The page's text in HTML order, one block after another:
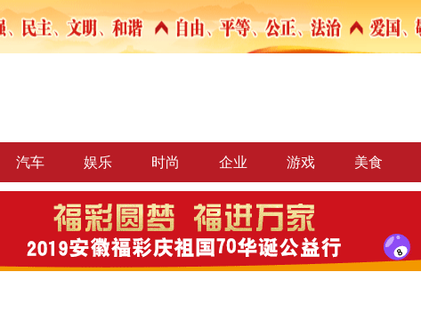
汽车 娱乐 时尚 企业 游戏 美食